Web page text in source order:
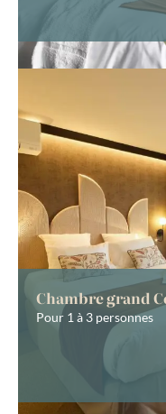
Chambre grand
Pour 1 à 3 personnes